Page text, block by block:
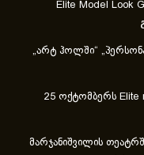
Elite Model Look
„არტ ჰოლში“
25 ოქტომბერს Elite
მარჯანიშვილის